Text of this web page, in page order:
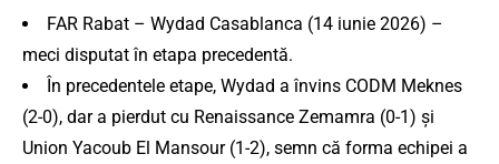
FAR Rabat – Wydad Casablanca (14 iunie 2026) –
meci disputat în etapa precedentă.
În precedentele etape, Wydad a învins CODM Meknes
(2-0), dar a pierdut cu Renaissance Zemamra (0-1) și
Union Yacoub El Mansour (1-2), semn că forma echipei a